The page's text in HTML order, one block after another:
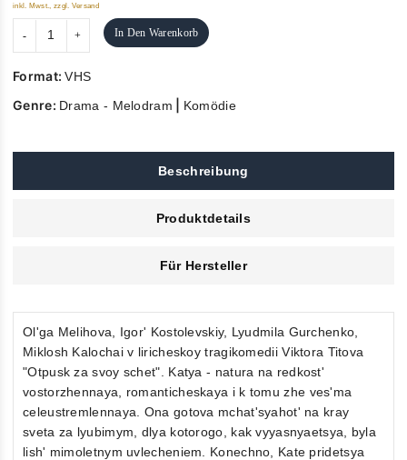
inkl. Mwst., zzgl. Versand
In Den Warenkorb
Format:VHS
Genre: Drama - Melodram Komödie
Beschreibung
Produktdetails
Für Hersteller
Ol'ga Melihova, Igor' Kostolevskiy, Lyudmila Gurchenko,
Miklosh Kalochai v liricheskoy tragikomedii Viktora Titova
"Otpusk za svoy schet". Katya - natura na redkost'
vostorzhennaya, romanticheskaya i k tomu zhe ves'ma
celeustremlennaya. Ona gotova mchat'syahot' na kray
sveta za lyubimym, dlya kotorogo, kak vyyasnyaetsya, byla
lish' mimoletnym uvlecheniem. Konechno, Kate pridetsya